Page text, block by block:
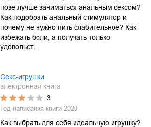
позе лучше заниматься анальным сексом?
Как подобрать анальный стимулятор и
почему не нужно пить слабительное? Как
избежать боли, а получать только
удовольст…
Секс-игрушки
электронная книга
3
Год написания книги 2020
Как выбрать для себя идеальную игрушку?